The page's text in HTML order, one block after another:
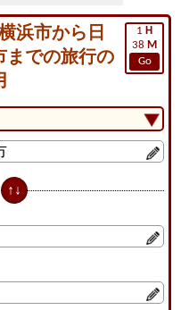
1 H
38 M
Go
浜市から日
までの旅行の